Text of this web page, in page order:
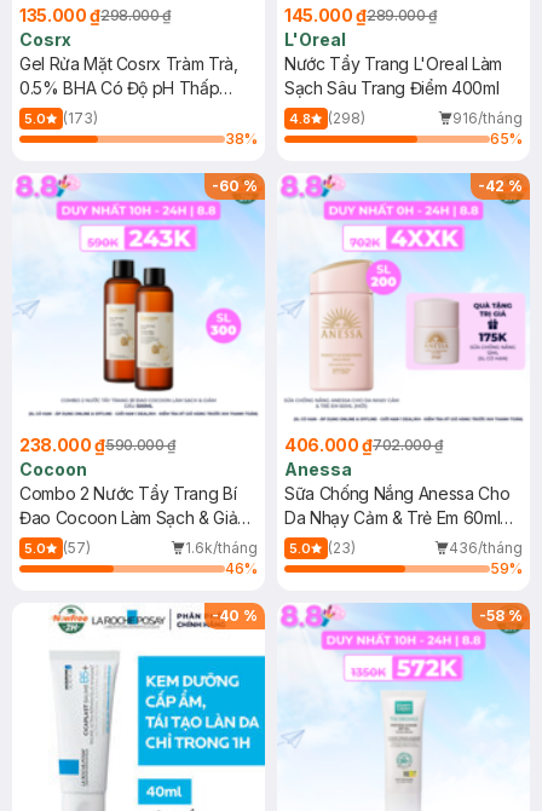
135.000 ₫298.000 ₫
Cosrx
Gel Rửa Mặt Cosrx Tràm Trà,
0.5% BHA Có Độ pH Thấp
150ml
5.0
(173)
38%
145.000 ₫289.000 ₫
L'Oreal
Nước Tẩy Trang L'Oreal Làm
Sạch Sâu Trang Điểm 400ml
4.8 (298)
916/tháng
65%
-60%
238.000 ₫590.000 ₫
Cocoon
Combo 2 Nước Tẩy Trang Bí
Đao Cocoon Làm Sạch & Giảm
Dầu 500ml
5.0 (57)
1.6k/tháng
46%
-42%
406.000 ₫702.000 ₫
Anessa
Sữa Chống Nắng Anessa Cho
Da Nhạy Cảm & Trẻ Em 60ml
(Mới)
5.0 (23)
436/tháng
59%
-40 % -58%